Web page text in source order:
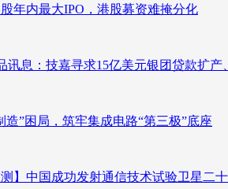
年内最大IPO，港股募资难掩分化
讯息：技嘉寻求15亿美元银团贷款扩
造”困局，筑牢集成电路“第三极”底座
测】中国成功发射通信技术试验卫星